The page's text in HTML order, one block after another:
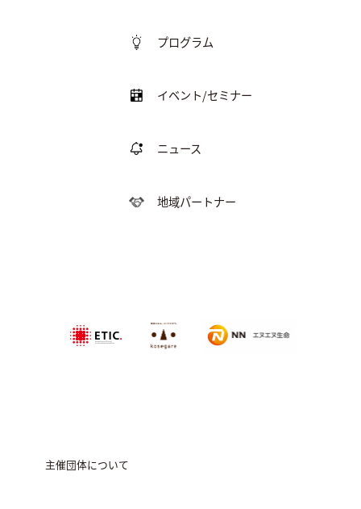
プログラム
イベント/セミナー
ニュース
地域パートナー
特定非営利活動法
人エティック
NPO法人農家
のこせがれネ
ットワーク
エヌエヌ生命保険株式会社
主催団体について